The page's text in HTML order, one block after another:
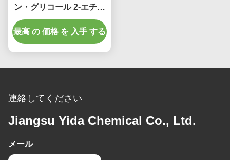
ン・グリコール 2-エチル
ヘキシル のエーテル、2 -
（2-Ethylhexyloxy）エ
タノール
最高 の 価格 を 入手 する
連絡してください
Jiangsu Yida Chemical Co., Ltd.
メール